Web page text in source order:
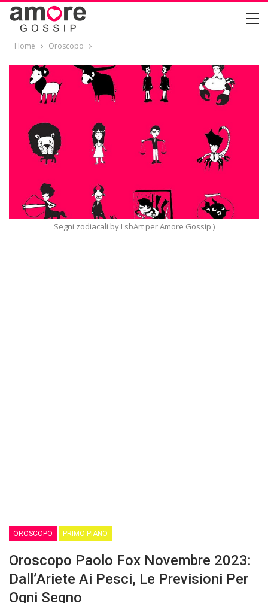
Home Oroscopo
Segni zodiacali by LsbArt per Amore Gossip )
OROSCOPO PRIMO PIANO
Oroscopo Paolo Fox Novembre 2023:
Dall’Ariete Ai Pesci, Le Previsioni Per
Ogni Segno